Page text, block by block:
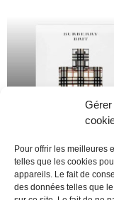
Gérer
Pour offrir les meilleures
telles que les cookies
appareils. Le fait de
des données telles que
Burberry